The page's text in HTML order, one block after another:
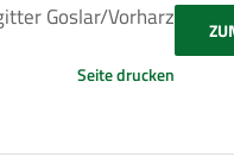
Goslar/Vorharz
Seite drucken